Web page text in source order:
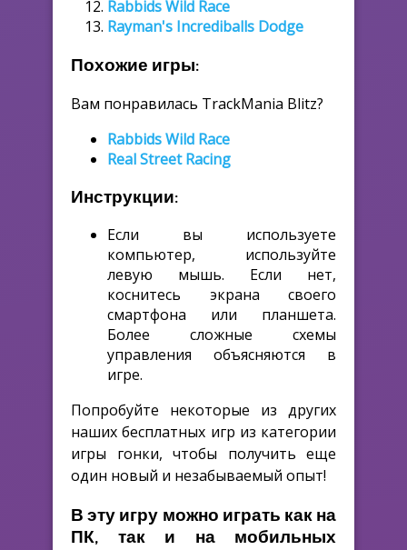
Rabbids Wild Race
Rayman's Incrediballs Dodge
Похожие игры:
Вам понравилась TrackMania Blitz?
Rabbids Wild Race
Real Street Racing
Инструкции:
Если вы используете
компьютер, используйте
левую мышь. Если нет,
коснитесь экрана своего
смартфона или планшета.
Более сложные схемы
управления объясняются в
игре.
Попробуйте некоторые из других
наших бесплатных игр из категории
игры гонки, чтобы получить еще
один новый и незабываемый опыт!
В эту игру можно играть как на
ПК, так и на мобильных